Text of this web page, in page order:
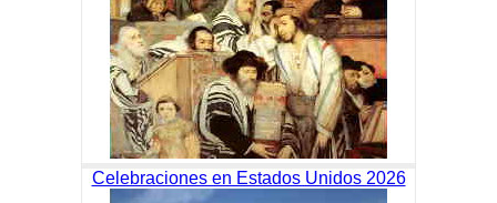
Celebraciones en Estados Unidos 2026